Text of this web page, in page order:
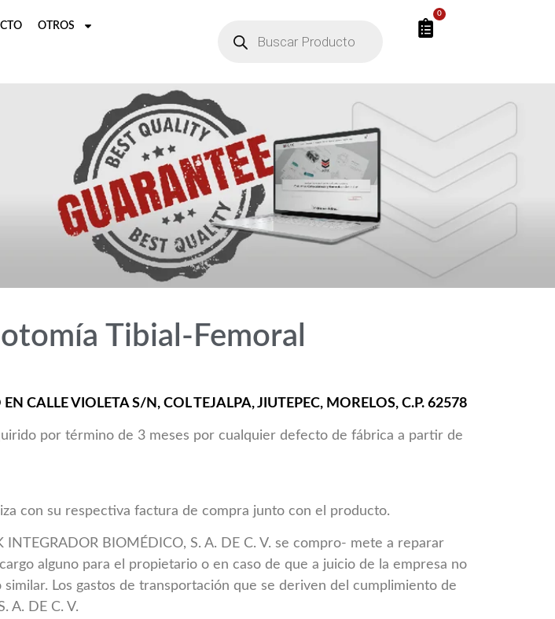
OTROS
0
Tibial-Femoral
CALLE VIOLETA S/N, COL TEJALPA, JIUTEPEC, MORELOS, C.P. 62578
por término de 3 meses por cualquier defecto de fábrica a partir de
con su respectiva factura de compra junto con el producto.
BIOMÉDICO, S. A. DE C. V. se compro- mete a reparar
alguno para el propietario o en caso de que a juicio de la empresa no
Los gastos de transportación que se deriven del cumplimiento de
A. DE C. V.